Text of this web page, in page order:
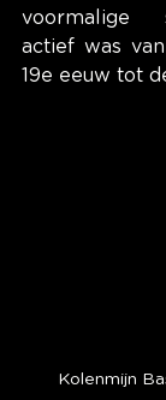
voormalige
actief was
19e eeuw tot
Kolenmijn